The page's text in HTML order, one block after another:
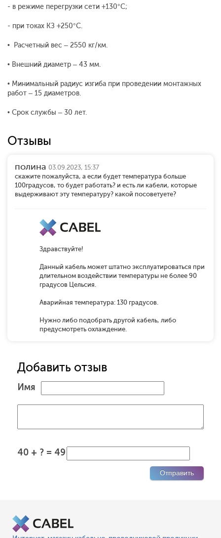
- в режиме перегрузки сети +130°С;
- при токах КЗ +250°С.
• Расчетный вес – 2550 кг/км.
• Внешний диаметр – 43 мм.
• Минимальный радиус изгиба при проведении монтажных
работ – 15 диаметров.
• Срок службы – 30 лет.
Отзывы
полина 03.09.2023, 15:37
скажите пожалуйста, а если будет температура больше
100градусов, то будет работать? и есть ли кабели, которые
выдерживают эту температуру? какой посоветуете?
Здравствуйте!
Данный кабель может штатно эксплуатироваться при
длительном воздействии температуры не более 90
градусов Цельсия.
Аварийная температура: 130 градусов.
Нужно либо подобрать другой кабель, либо
предусмотреть охлаждение.
Добавить отзыв
Имя
40 + ? = 49